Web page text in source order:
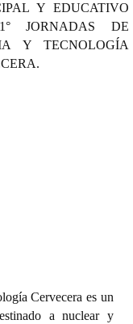
Y EDUCATIVO
JORNADAS DE
Y TECNOLOGÍA
Cervecera es un
a nuclear y